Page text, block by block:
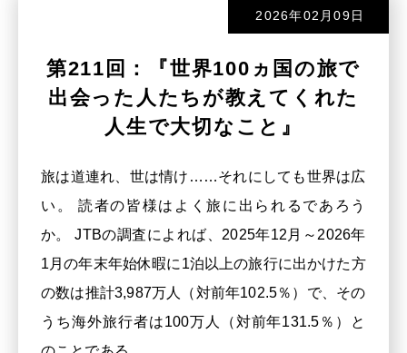
2026年02月09日
第211回：『世界100ヵ国の旅で
出会った人たちが教えてくれた
人生で大切なこと』
旅は道連れ、世は情け……それにしても世界は広
い。 読者の皆様はよく旅に出られるであろう
か。 JTBの調査によれば、2025年12月～2026年
1月の年末年始休暇に1泊以上の旅行に出かけた方
の数は推計3,987万人（対前年102.5％）で、その
うち海外旅行者は100万人（対前年131.5％）と